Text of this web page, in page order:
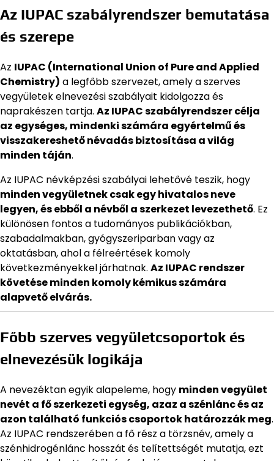
Az IUPAC szabályrendszer bemutatása
és szerepe
Az IUPAC (International Union of Pure and Applied
Chemistry) a legfőbb szervezet, amely a szerves
vegyületek elnevezési szabályait kidolgozza és
naprakészen tartja. Az IUPAC szabályrendszer célja
az egységes, mindenki számára egyértelmű és
visszakereshető névadás biztosítása a világ
minden táján.
Az IUPAC névképzési szabályai lehetővé teszik, hogy
minden vegyületnek csak egy hivatalos neve
legyen, és ebből a névből a szerkezet levezethető. Ez
különösen fontos a tudományos publikációkban,
szabadalmakban, gyógyszeriparban vagy az
oktatásban, ahol a félreértések komoly
következményekkel járhatnak. Az IUPAC rendszer
követése minden komoly kémikus számára
alapvető elvárás.
Főbb szerves vegyületcsoportok és
elnevezésük logikája
A nevezéktan egyik alapeleme, hogy minden vegyület
nevét a fő szerkezeti egység, azaz a szénlánc és az
azon található funkciós csoportok határozzák meg.
Az IUPAC rendszerében a fő rész a törzsnév, amely a
szénhidrogénlánc hosszát és telítettségét mutatja, ezt